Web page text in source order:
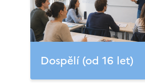
Dospělí (od 16 let)